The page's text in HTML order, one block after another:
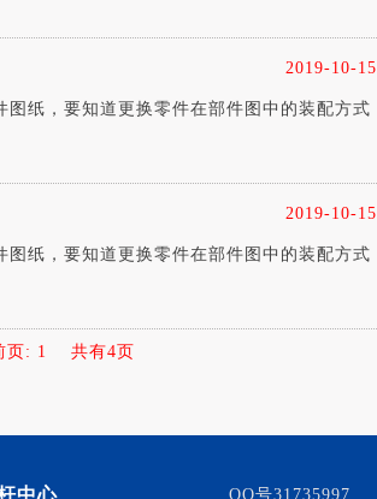
2019-10-15
纸，要知道更换零件在部件图中的装配方式
2019-10-15
纸，要知道更换零件在部件图中的装配方式
页: 1 共有4页
中心 QQ号31735997